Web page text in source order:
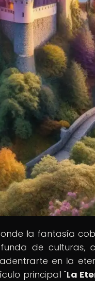
la fantasía
de culturas,
en la
principal "La